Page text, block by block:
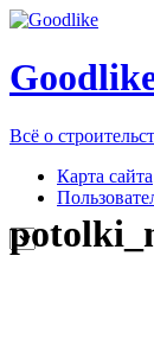
Всё о
Карта сайта